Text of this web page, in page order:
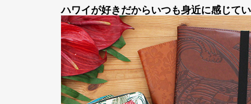
ハワイが好きだからいつも身近に感じて